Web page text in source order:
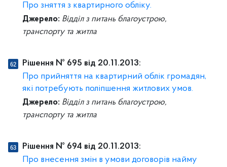
Про зняття з квартирного обліку.
Джерело: Відділ з питань благоустрою,
транспорту та житла
Рішення № 695 від 20.11.2013:
Про прийняття на квартирний облік громадян,
які потребують поліпшення житлових умов.
Джерело: Відділ з питань благоустрою,
транспорту та житла
Рішення № 694 від 20.11.2013:
Про внесення змін в умови договорів найму